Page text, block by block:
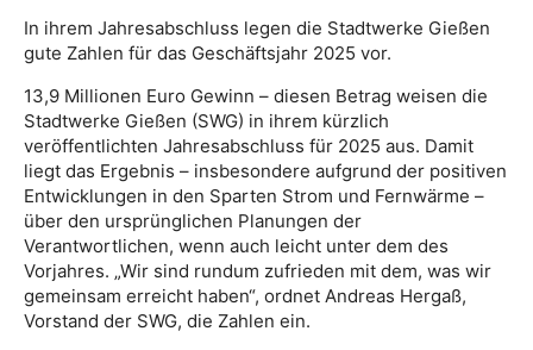
In ihrem Jahresabschluss legen die Stadtwerke Gießen
gute Zahlen für das Geschäftsjahr 2025 vor.
13,9 Millionen Euro Gewinn – diesen Betrag weisen die
Stadtwerke Gießen (SWG) in ihrem kürzlich
veröffentlichten Jahresabschluss für 2025 aus. Damit
liegt das Ergebnis – insbesondere aufgrund der positiven
Entwicklungen in den Sparten Strom und Fernwärme –
über den ursprünglichen Planungen der
Verantwortlichen, wenn auch leicht unter dem des
Vorjahres. „Wir sind rundum zufrieden mit dem, was wir
gemeinsam erreicht haben“, ordnet Andreas Hergaß,
Vorstand der SWG, die Zahlen ein.